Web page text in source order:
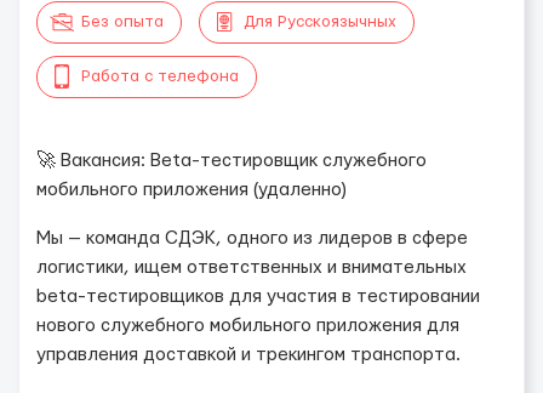
Без опыта Для Русскоязычных
Работа с телефона
🚀 Вакансия: Beta-тестировщик служебного
мобильного приложения (удаленно)
Мы — команда СДЭК, одного из лидеров в сфере
логистики, ищем ответственных и внимательных
beta-тестировщиков для участия в тестировании
нового служебного мобильного приложения для
управления доставкой и трекингом транспорта.